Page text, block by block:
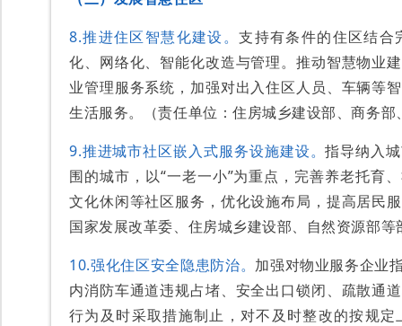
8.推进住区智慧化建设。支持有条件的住区结合
化、网络化、智能化改造与管理。推动智慧物业
业管理服务系统，加强对出入住区人员、车辆等
生活服务。（责任单位：住房城乡建设部、商务
9.推进城市社区嵌入式服务设施建设。指导纳入
围的城市，以“一老一小”为重点，完善养老托育
文化休闲等社区服务，优化设施布局，提高居民
国家发展改革委、住房城乡建设部、自然资源部等
10.强化住区安全隐患防治。 加强对物业服务企业
内消防车通道违规占堵、安全出口锁闭、疏散通
行为及时采取措施制止，对不及时整改的按规